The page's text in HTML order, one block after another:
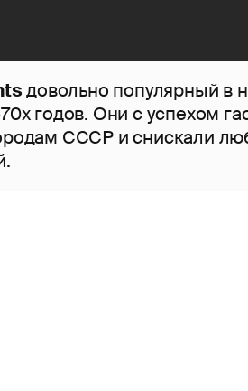
довольно популярный в
годов. Они с успехом
СССР и снискали